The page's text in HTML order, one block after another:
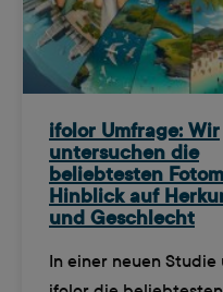
ifolor Umfrage: Wir
untersuchen die
beliebtesten
Hinblick auf
und Geschlecht
In einer neuen